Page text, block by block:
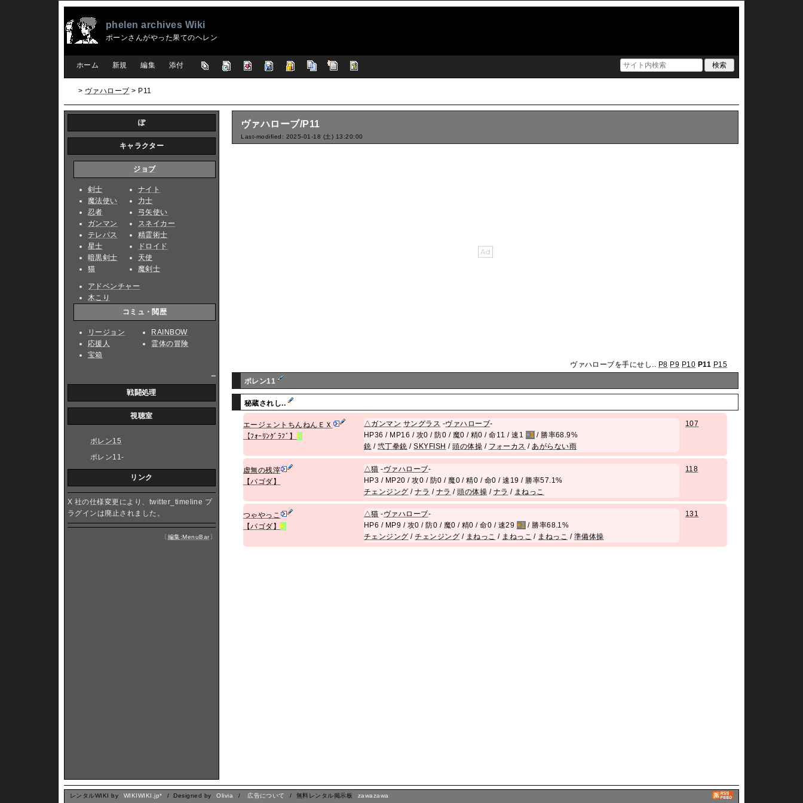
phelen archives Wiki
ポーンさんがやった果てのヘレン
ホーム 新規 編集 添付
> ヴァハローブ > P11
ヴァハローブ/P11
Last-modified: 2025-01-18 (土) 13:20:00
ヴァハローブを手にせし.. P8 P9 P10 P11 P15
ポレン11
秘蔵されし..
エージェントちんねんＥＸ
【ﾌｫｰﾘﾝｸﾞﾗﾌﾞ】 R
△ ガンマン サングラス -ヴァハローブ-
HP36 / MP16 / 攻0 / 防0 / 魔0 / 精0 / 命11 / 速1 +1 / 勝率68.9%
銃 / 弐丁拳銃 /SKYFISH /頭の体操 / フォーカス / あがらない雨
107
虚無の残滓
【パゴダ】
△猫 -ヴァハローブ-
HP3 / MP20 / 攻0 / 防0 / 魔0 / 精0 / 命0 / 速19 / 勝率57.1%
チェンジング /ナラ / ナラ /頭の体操 / ナラ / まねっこ
118
つゃやっこ
【パゴダ】
R
△猫 -ヴァハローブ-
HP6 / MP9 / 攻0 / 防0 / 魔0 / 精0 / 命0 / 速29 +1 / 勝率68.1%
チェンジング /チェンジング / まねっこ / まねっこ / まねっこ / 準備体操
131
ぽ
キャラクター
ジョブ
剣士
魔法使い
忍者
ガンマン
テレパス
星士
暗黒剣士
猫
ナイト
力士
弓矢使い
スネイカー
精霊術士
ドロイド
天使
魔剣士
アドベンチャー
木こり
コミュ・閲歴
リージョン
応援人
宝箱
RAINBOW
霊体の冒険
戦闘処理
視聴室
ポレン15
ポレン11-
リンク
X 社の仕様変更により、twitter_timeline プ
ラグインは廃止されました。
〔編集:MenuBar〕
レンタルWIKI by WIKIWIKI.jp* / Designed by Olivia / 広告について / 無料レンタル掲示板 zawazawa